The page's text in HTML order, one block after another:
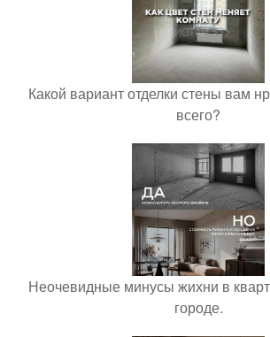
Какой вариант отделки стены вам
всего?
Неочевидные минусы жихни в
городе.